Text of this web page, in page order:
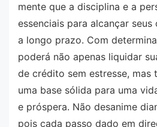
mente que a disciplina e a
essenciais para alcançar
a longo prazo. Com
poderá não apenas liquidar
de crédito sem estresse, mas
uma base sólida para uma
e próspera. Não desanime
pois cada passo dado em